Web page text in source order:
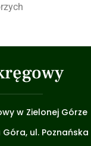
w Zielonej Górze
ul. Poznańska